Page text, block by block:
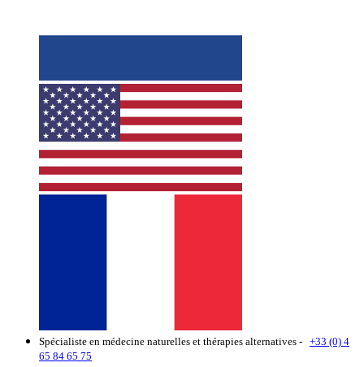
Spécialiste en médecine naturelles et thérapies alternatives - +33 (0) 4
65 84 65 75